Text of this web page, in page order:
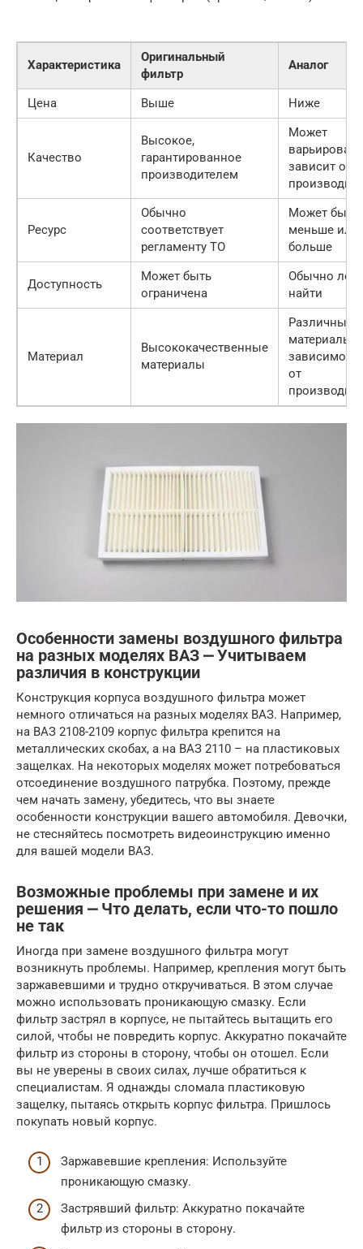
Характеристика
Оригинальный
фильтр
Аналог
Цена Выше Ниже
Качество
Высокое,
гарантированное
производителем
Может
зависит от
Ресурс
Обычно
соответствует
регламенту ТО
Может быть
меньше или
больше
Доступность
Может быть
ограничена
Обычно
найти
Материал
Высококачественные
материалы
Различные
материалы,
от
Особенности замены воздушного фильтра
на разных моделях ВАЗ ⎼ Учитываем
различия в конструкции
Конструкция корпуса воздушного фильтра может
немного отличаться на разных моделях ВАЗ. Например,
на ВАЗ 2108-2109 корпус фильтра крепится на
металлических скобах, а на ВАЗ 2110 – на пластиковых
защелках. На некоторых моделях может потребоваться
отсоединение воздушного патрубка. Поэтому, прежде
чем начать замену, убедитесь, что вы знаете
особенности конструкции вашего автомобиля. Девочки,
не стесняйтесь посмотреть видеоинструкцию именно
для вашей модели ВАЗ.
Возможные проблемы при замене и их
решения ⎼ Что делать, если что-то пошло
не так
Иногда при замене воздушного фильтра могут
возникнуть проблемы. Например, крепления могут быть
заржавевшими и трудно откручиваться. В этом случае
можно использовать проникающую смазку. Если
фильтр застрял в корпусе, не пытайтесь вытащить его
силой, чтобы не повредить корпус. Аккуратно покачайте
фильтр из стороны в сторону, чтобы он отошел. Если
вы не уверены в своих силах, лучше обратиться к
специалистам. Я однажды сломала пластиковую
защелку, пытаясь открыть корпус фильтра. Пришлось
покупать новый корпус.
Заржавевшие крепления: Используйте
проникающую смазку.
Застрявший фильтр: Аккуратно покачайте
фильтр из стороны в сторону.